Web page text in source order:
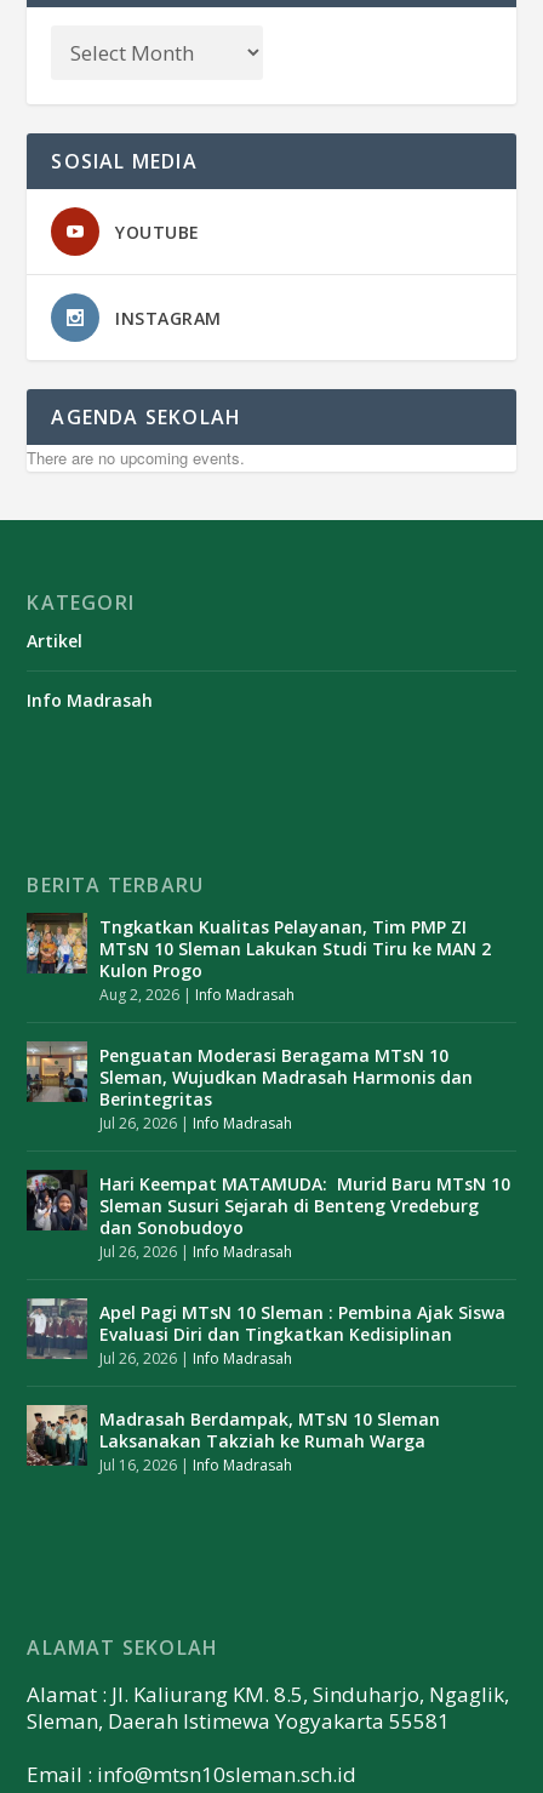
SOSIAL MEDIA
YOUTUBE
INSTAGRAM
AGENDA SEKOLAH
There are no upcoming events.
KATEGORI
Artikel
Info Madrasah
BERITA TERBARU
Tngkatkan Kualitas Pelayanan, Tim PMP ZI
MTsN 10 Sleman Lakukan Studi Tiru ke MAN 2
Kulon Progo
Aug 2, 2026 | Info Madrasah
Penguatan Moderasi Beragama MTsN 10
Sleman, Wujudkan Madrasah Harmonis dan
Berintegritas
Jul 26, 2026 | Info Madrasah
Hari Keempat MATAMUDA: Murid Baru MTsN 10
Sleman Susuri Sejarah di Benteng Vredeburg
dan Sonobudoyo
Jul 26, 2026 | Info Madrasah
Apel Pagi MTsN 10 Sleman : Pembina Ajak Siswa
Evaluasi Diri dan Tingkatkan Kedisiplinan
Jul 26, 2026 | Info Madrasah
Madrasah Berdampak, MTsN 10 Sleman
Laksanakan Takziah ke Rumah Warga
Jul 16, 2026 | Info Madrasah
ALAMAT SEKOLAH
Alamat : Jl. Kaliurang KM. 8.5, Sinduharjo, Ngaglik,
Sleman, Daerah Istimewa Yogyakarta 55581
Email : info@mtsn10sleman.sch.id